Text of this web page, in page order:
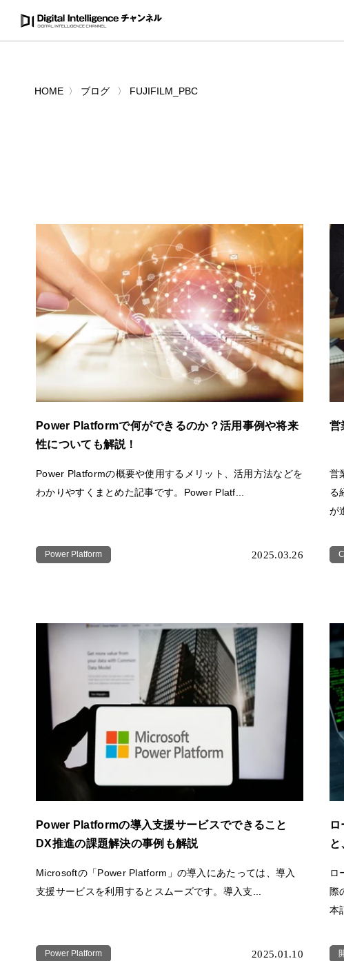
HOME ブログ FUJIFILM_PBC
Power Platformで何ができるのか？活用事例や将来
性についても解説！
Power Platformの概要や使用するメリット、活用方法などを
わかりやすくまとめた記事です。Power Platf...
Power Platform 2025.03.26
営
営
る
が
Power Platformの導入支援サービスでできること
DX推進の課題解決の事例も解説
Microsoftの「Power Platform」の導入にあたっては、導入
支援サービスを利用するとスムーズです。導入支...
Power Platform 2025.01.10
と
ロ
際
本